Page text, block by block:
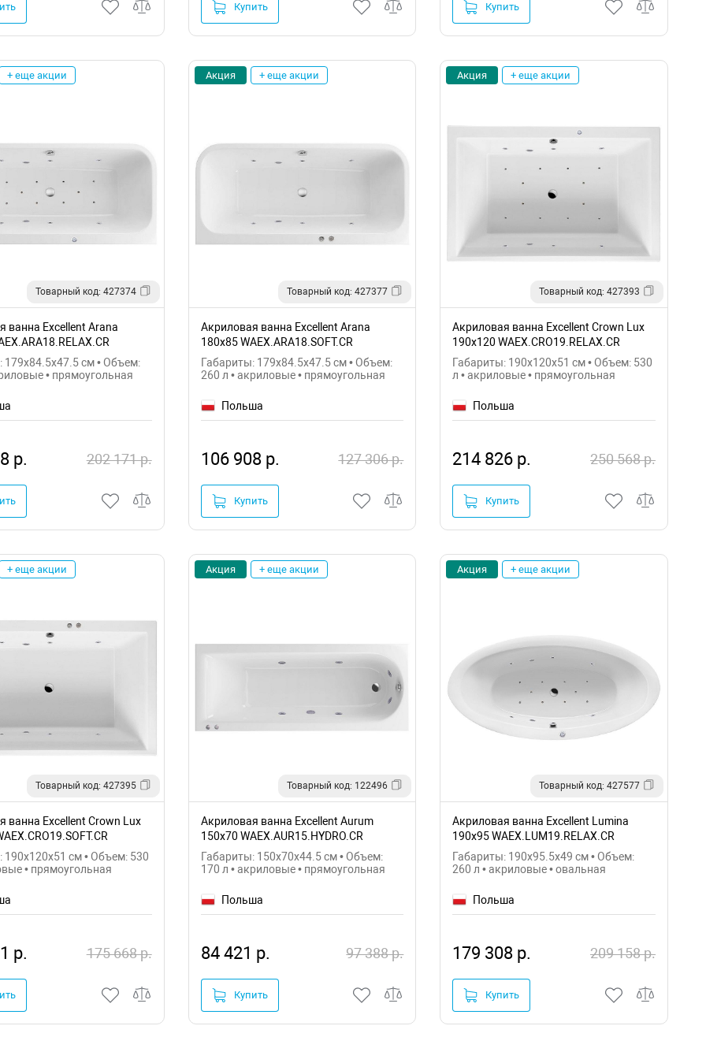
Купить Купить
+ еще акции
Товарный код: 427374
ванна Excellent Arana
179x84.5x47.5 см • Объем:
• прямоугольная
р. 202 171 р.
Акция + еще акции
Товарный код: 427377
Акриловая ванна Excellent Arana
180x85 WAEX.ARA18.SOFT.CR
Габариты: 179x84.5x47.5 см • Объем:
260 л • акриловые • прямоугольная
Польша
106 908 р. 127 306 р.
Купить
Акция + еще акции
Товарный код: 427393
Акриловая ванна Excellent Crown Lux
190x120 WAEX.CRO19.RELAX.CR
Габариты: 190x120x51 см • Объем: 530
л • акриловые • прямоугольная
Польша
214 826 р. 250 568 р.
Купить
+ еще акции
Товарный код: 427395
ванна Excellent Crown Lux
190x120x51 см • Объем: 530
• прямоугольная
р. 175 668 р.
Акция + еще акции
Товарный код: 122496
Акриловая ванна Excellent Aurum
150x70 WAEX.AUR15.HYDRO.CR
Габариты: 150x70x44.5 см • Объем:
170 л • акриловые • прямоугольная
Польша
84 421 р. 97 388 р.
Купить
Акция + еще акции
Товарный код: 427577
Акриловая ванна Excellent Lumina
190x95 WAEX.LUM19.RELAX.CR
Габариты: 190x95.5x49 см • Объем:
260 л • акриловые • овальная
Польша
179 308 р. 209 158 р.
Купить